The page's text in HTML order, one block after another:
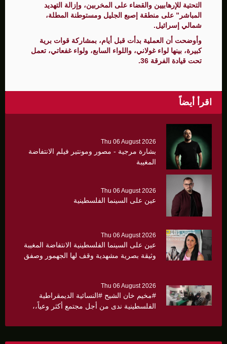
التحتية للإرهابيين والقضاء على المخربين، وإزالة التهديد
المباشر” على منطقة إصبع الجليل ومستوطنة المطلة،
شمالي إسرائيل.
وأوضحت أن العملية بدأت قبل أيام، بمشاركة قوات برية
كبيرة، بينها لواء غولاني، واللواء السابع، ولواء غفعاتي، تعمل
تحت قيادة الفرقة 36.
اقرأ أيضاً
Thu 06 August 2026
بشارة مرجية - مصور ومونتير فيلم الانتفاضة
المغيبة
Thu 06 August 2026
عين على السينما الفلسطينية
Thu 06 August 2026
عين على السينما الفلسطينية الانتفاضة المغيبة
وثيقة بصرية مشهدية وقف لها الجهمور وصفق
Thu 06 August 2026
#مخيم خان الشيح #النسائية الديمقراطية
الفلسطينية ندى من أجل مجتمع أكثر وعياً،،
بروشورات توعوية على سيدات الحي.